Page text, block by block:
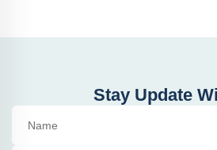
Stay Update